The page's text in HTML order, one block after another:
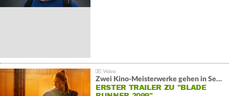
Zwei Kino-Meisterwerke gehen in Serie:
ERSTER TRAILER ZU "BLADE